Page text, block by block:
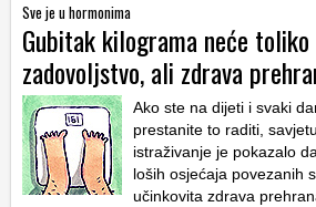
Sve je u hormonima
Gubitak kilograma neće
zadovoljstvo, ali zdrava
Ako ste na dijeti i svaki
prestanite to raditi,
istraživanje je pokazalo
loših osjećaja povezanih
učinkovita zdrava